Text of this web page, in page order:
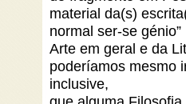
material da(s)
normal ser-se
Arte em geral e da
poderíamos mesmo
inclusive,